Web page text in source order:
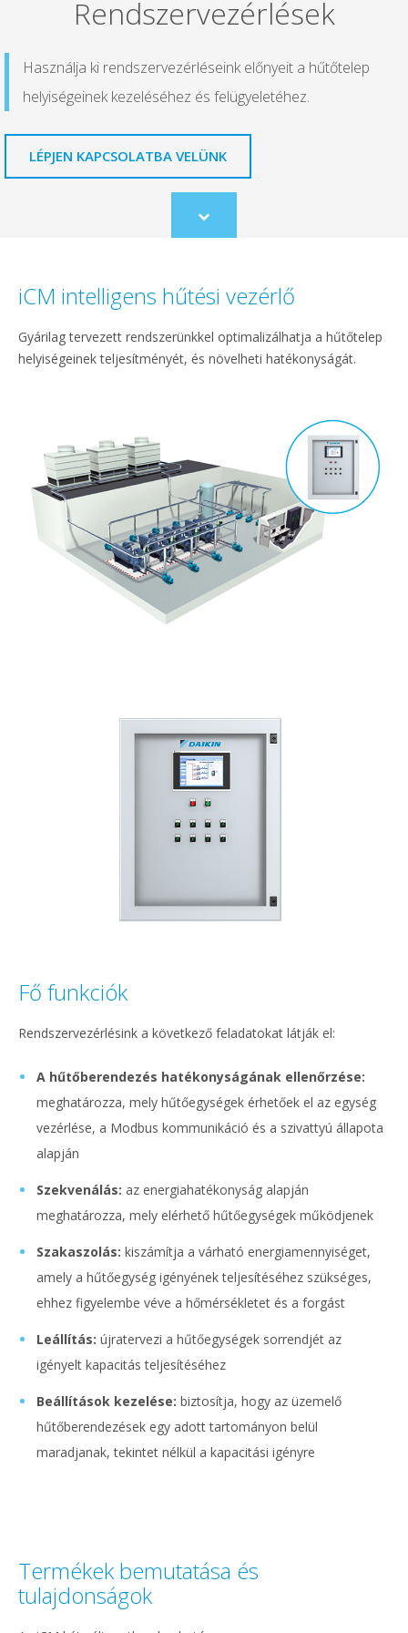
Rendszervezérlések
Használja ki rendszervezérléseink előnyeit a hűtőtelep
helyiségeinek kezeléséhez és felügyeletéhez.
LÉPJEN KAPCSOLATBA VELÜNK
Scroll
to
iCM intelligens hűtési vezérlő
Gyárilag tervezett rendszerünkkel optimalizálhatja a hűtőtelep
helyiségeinek teljesítményét, és növelheti hatékonyságát.
Fő funkciók
Rendszervezérlésink a következő feladatokat látják el:
A hűtőberendezés hatékonyságának ellenőrzése:
meghatározza, mely hűtőegységek érhetőek el az egység
vezérlése, a Modbus kommunikáció és a szivattyú állapota
alapján
Szekvenálás: az energiahatékonyság alapján
meghatározza, mely elérhető hűtőegységek működjenek
Szakaszolás: kiszámítja a várható energiamennyiséget,
amely a hűtőegység igényének teljesítéséhez szükséges,
ehhez figyelembe véve a hőmérsékletet és a forgást
Leállítás: újratervezi a hűtőegységek sorrendjét az
igényelt kapacitás teljesítéséhez
Beállítások kezelése: biztosítja, hogy az üzemelő
hűtőberendezések egy adott tartományon belül
maradjanak, tekintet nélkül a kapacitási igényre
Termékek bemutatása és
tulajdonságok